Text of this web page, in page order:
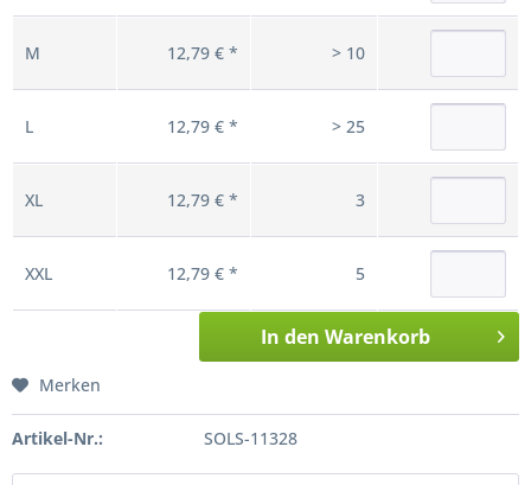
M 12,79 € * > 10
L 12,79 € * > 25
XL 12,79 € * 3
XXL 12,79 € * 5
In den Warenkorb
Merken
Artikel-Nr.: SOLS-11328